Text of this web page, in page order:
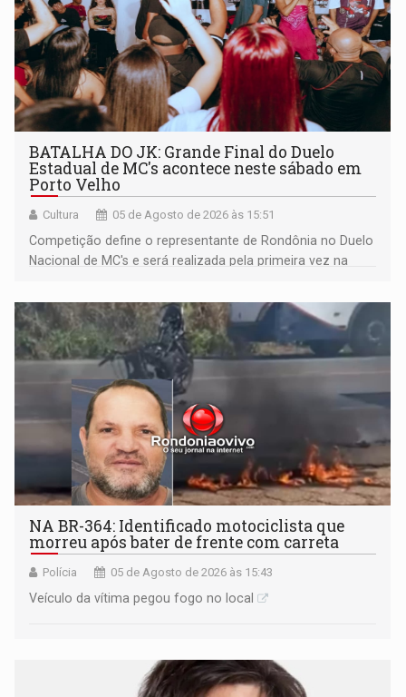
BATALHA DO JK: Grande Final do Duelo
Estadual de MC's acontece neste sábado em
Porto Velho
Cultura 05 de Agosto de 2026 às 15:51
Competição define o representante de Rondônia no Duelo
Nacional de MC's e será realizada pela primeira vez na
NA BR-364: Identificado motociclista que
morreu após bater de frente com carreta
Polícia 05 de Agosto de 2026 às 15:43
Veículo da vítima pegou fogo no local